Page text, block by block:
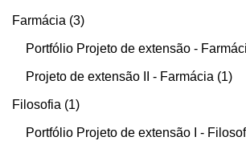
Farmácia 3
Portfólio Projeto de extensão -
Projeto de extensão II - Farmácia 1
Filosofia 1
Portfólio Projeto de extensão I -